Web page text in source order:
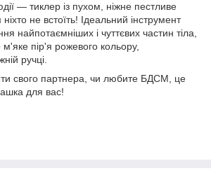
— тиклер із пухом, ніжне пестливе
не встоїть! Ідеальний інструмент
найпотаємніших і чуттєвих частин тіла,
пір'я рожевого кольору,
ручці.
свого партнера, чи любите БДСМ, це
для вас!